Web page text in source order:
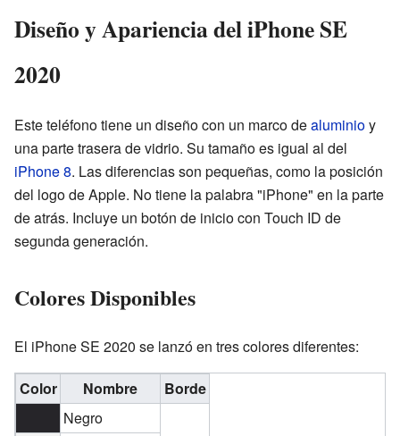
Diseño y Apariencia del iPhone SE
2020
Este teléfono tiene un diseño con un marco dealuminioy
una parte trasera de vidrio. Su tamaño es igual al del
iPhone 8. Las diferencias son pequeñas, como la posición
del logo de Apple. No tiene la palabra "iPhone" en la parte
de atrás. Incluye un botón de inicio con Touch ID de
segunda generación.
Colores Disponibles
El iPhone SE 2020 se lanzó en tres colores diferentes:
Color Nombre
Borde
Negro